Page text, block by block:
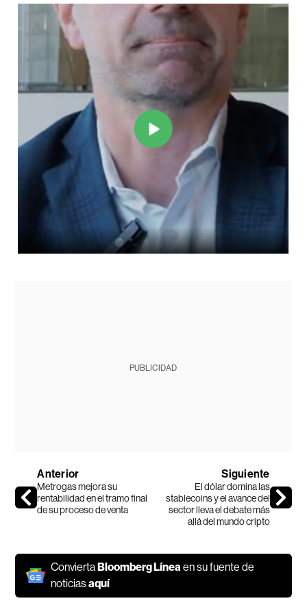
PUBLICIDAD
Anterior
Metrogas mejora su
rentabilidad en el tramo final
de su proceso de venta
Siguiente
El dólar domina las
stablecoins y el avance del
sector lleva el debate más
allá del mundo cripto
ConviertaBloomberg Líneaen su fuente de
noticiasaquí